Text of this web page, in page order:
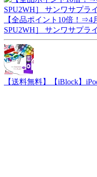
【全品ポイント10倍！⇒4
SPU2WH］ サンワサプラ
【送料無料】【iBlock】